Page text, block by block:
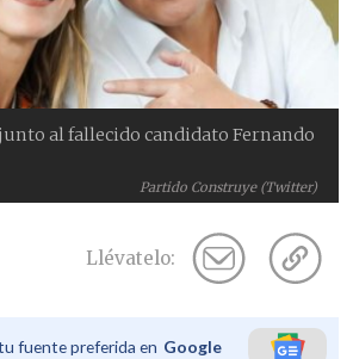
Partido Construye (Twitter)
al fallecido candidato Fernando
Llévatelo:
fuente preferida en Google